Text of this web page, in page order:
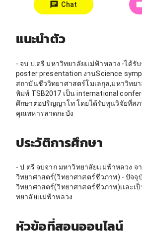
Chat
แนะนำตัว
- จบ ป.ตรี มหาวิทยาลัยเเม่ฟ้าหลวง -ได้รั
poster presentation งานScience
สถาบันชีววิทยาศาสตร์โมเลกุล,มหาวิทย
พิมพ์ TSB2017 เป็น international
ศึกษาต่อปริญญาโท โดยได้รับทุนวิจัยที่สภ
คุณทหารลาดกะบัง
ประวัติการศึกษา
- ป.ตรี จบจาก มหาวิทยาลัยเเม่ฟ้าหลวง จ
วิทยาศาสตร์(วิทยาศาสตร์ชีวภาพ) - ปัจจุ
วิทยาศาสตร์(วิทยาศาสตร์ชีวภาพ)เเละเ
ทยาลัยเเม่ฟ้าหลวง
หัวข้อที่สอนออนไลน์